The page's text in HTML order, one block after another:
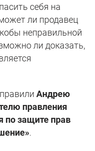
себя на
ли продавец
неправильной
ли доказать,
Андрею
правления
по защите прав
.